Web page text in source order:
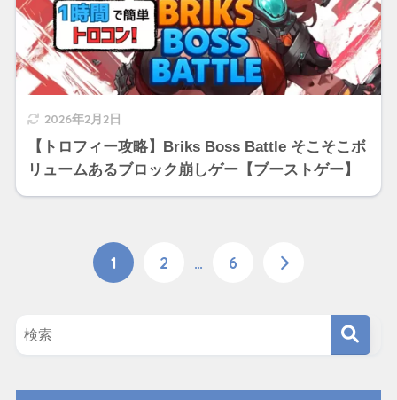
2026年2月2日
【トロフィー攻略】Briks Boss Battle そこそこボ
リュームあるブロック崩しゲー【ブーストゲー】
1 2 … 6